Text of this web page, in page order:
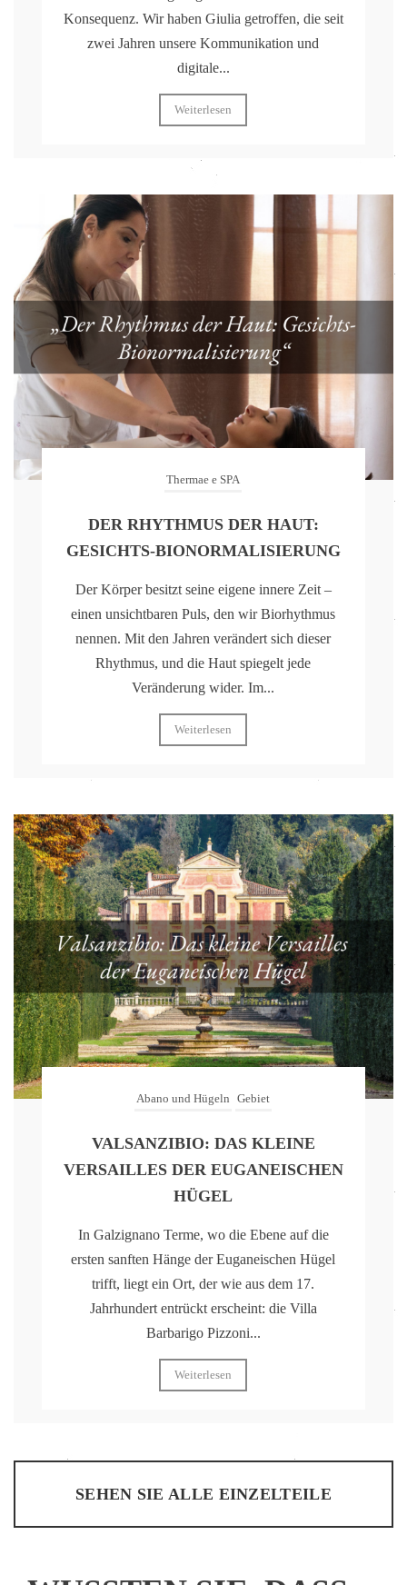
Konsequenz. Wir haben Giulia getroffen, die seit
zwei Jahren unsere Kommunikation und
digitale...
Weiterlesen
Thermae e SPA
DER RHYTHMUS DER HAUT:
GESICHTS-BIONORMALISIERUNG
Der Körper besitzt seine eigene innere Zeit –
einen unsichtbaren Puls, den wir Biorhythmus
nennen. Mit den Jahren verändert sich dieser
Rhythmus, und die Haut spiegelt jede
Veränderung wider. Im...
Weiterlesen
Abano und Hügeln Gebiet
VALSANZIBIO: DAS KLEINE
VERSAILLES DER EUGANEISCHEN
HÜGEL
In Galzignano Terme, wo die Ebene auf die
ersten sanften Hänge der Euganeischen Hügel
trifft, liegt ein Ort, der wie aus dem 17.
Jahrhundert entrückt erscheint: die Villa
Barbarigo Pizzoni...
Weiterlesen
SEHEN SIE ALLE EINZELTEILE